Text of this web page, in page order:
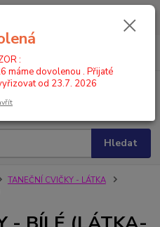
máme dovolenou . Přijaté
Hledat
TANEČNÍ CVIČKY - LÁTKA
:
máme dovolenou . Přijaté
od 23.7. 2026